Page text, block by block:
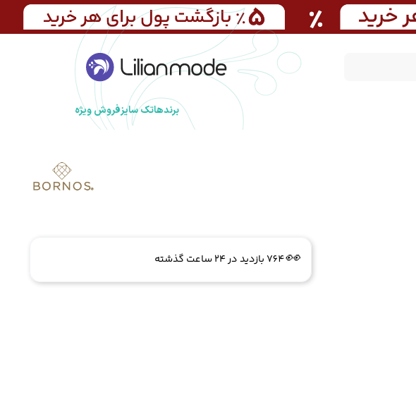
برندهاتک سایزفروش ویژه
👀764 بازدید در ۲۴ ساعت گذشته